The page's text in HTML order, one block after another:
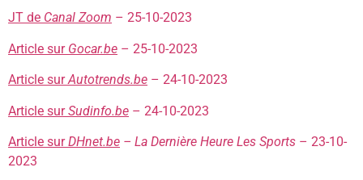
JT de Canal Zoom – 25-10-2023
Article sur Gocar.be – 25-10-2023
Article surAutotrends.be – 24-10-2023
Article surSudinfo.be – 24-10-2023
Article surDHnet.be – La Dernière Heure Les Sports – 23-10-
2023